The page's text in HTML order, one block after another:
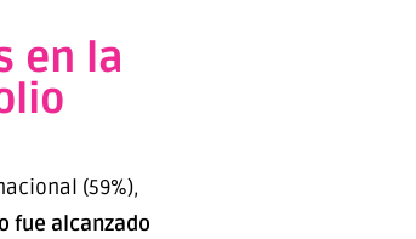
en la
(59%),
fue alcanzado